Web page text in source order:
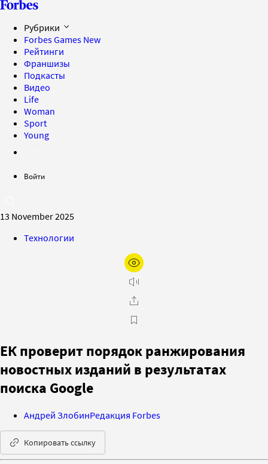
Рубрики
Forbes Games New
Рейтинги
Франшизы
Подкасты
Видео
Life
Woman
Sport
Young
Войти
13 November 2025
Технологии
ЕК проверит порядок ранжирования
новостных изданий в результатах
поиска Google
Андрей ЗлобинРедакция Forbes
Копировать ссылку